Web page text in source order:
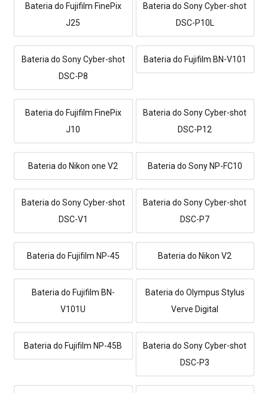
Bateria do Fujifilm FinePix
J25
Bateria do Sony Cyber-shot
DSC-P10L
Bateria do Sony Cyber-shot
DSC-P8
Bateria do Fujifilm BN-V101
Bateria do Fujifilm FinePix
J10
Bateria do Sony Cyber-shot
DSC-P12
Bateria do Nikon one V2 Bateria do Sony NP-FC10
Bateria do Sony Cyber-shot
DSC-V1
Bateria do Sony Cyber-shot
DSC-P7
Bateria do Fujifilm NP-45 Bateria do Nikon V2
Bateria do Fujifilm BN-
V101U
Bateria do Olympus Stylus
Verve Digital
Bateria do Fujifilm NP-45B
Bateria do Sony Cyber-shot
DSC-P3